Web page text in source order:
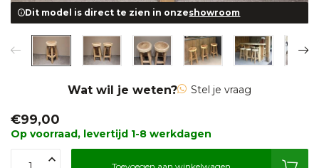
Dit model is direct te zien in onzeshowroom
Wat wil je weten? Stel je vraag
€99,00
Op voorraad, levertijd 1-8 werkdagen